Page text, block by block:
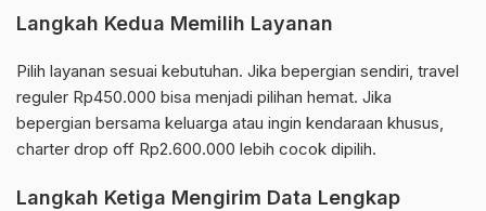
Langkah Kedua Memilih Layanan
Pilih layanan sesuai kebutuhan. Jika bepergian sendiri, travel
reguler Rp450.000 bisa menjadi pilihan hemat. Jika
bepergian bersama keluarga atau ingin kendaraan khusus,
charter drop off Rp2.600.000 lebih cocok dipilih.
Langkah Ketiga Mengirim Data Lengkap